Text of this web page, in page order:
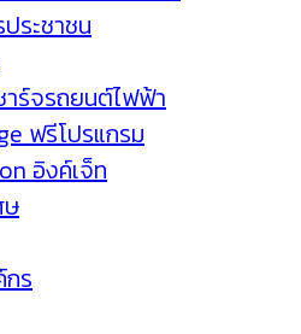
ระชาชน
าร์จรถยนต์ไฟฟ้า
ฟรีโปรแกรม
อิงค์เจ็ท
ษ
ร